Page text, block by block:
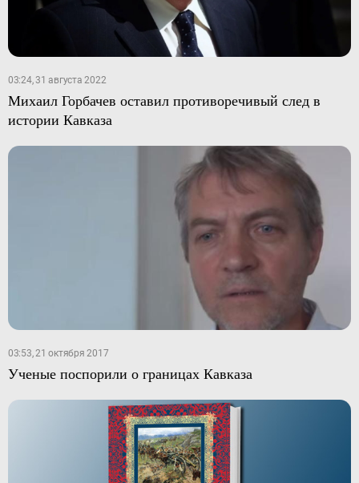
03:24, 31 августа 2022
Михаил Горбачев оставил противоречивый след в
истории Кавказа
03:53, 21 октября 2017
Ученые поспорили о границах Кавказа